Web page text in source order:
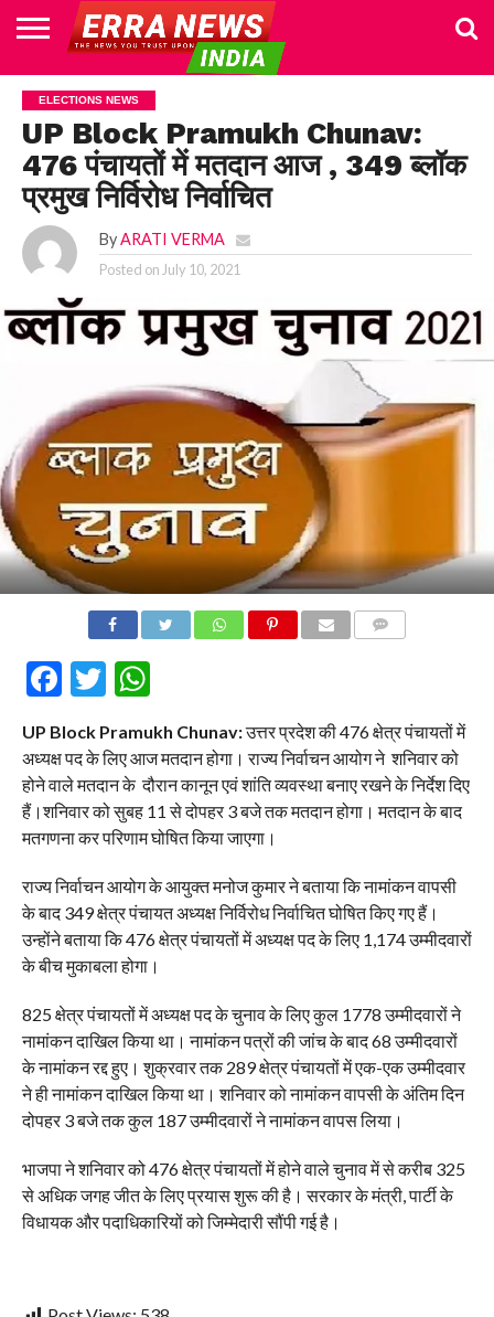
HOME
POLITICS
NEWS
BUSINESS
CULTURE
NATIONAL
SPORTS
LIFESTYLE
TRAVEL
OPINION
BREAKING
NEWS
ENTERTAINMENT
WORLD
CRIME
JOIN
US
ELECTIONS NEWS
UP Block Pramukh Chunav:
476 पंचायतों में मतदान आज , 349 ब्लॉक
प्रमुख निर्विरोध निर्वाचित
By ARATI VERMA
Posted on July 10, 2021
Facebook
Twitter
WhatsApp
UP Block Pramukh Chunav:उत्तर प्रदेश की 476 क्षेत्र पंचायतों में
अध्यक्ष पद के लिए आज मतदान होगा। राज्य निर्वाचन आयोग ने शनिवार को
होने वाले मतदान के दौरान कानून एवं शांति व्यवस्था बनाए रखने के निर्देश दिए
हैं।शनिवार को सुबह 11 से दोपहर 3 बजे तक मतदान होगा। मतदान के बाद
मतगणना कर परिणाम घोषित किया जाएगा।
राज्य निर्वाचन आयोग के आयुक्त मनोज कुमार ने बताया कि नामांकन वापसी
के बाद 349 क्षेत्र पंचायत अध्यक्ष निर्विरोध निर्वाचित घोषित किए गए हैं।
उन्होंने बताया कि 476 क्षेत्र पंचायतों में अध्यक्ष पद के लिए 1,174 उम्मीदवारों
के बीच मुकाबला होगा।
825 क्षेत्र पंचायतों में अध्यक्ष पद के चुनाव के लिए कुल 1778 उम्मीदवारों ने
नामांकन दाखिल किया था। नामांकन पत्रों की जांच के बाद 68 उम्मीदवारों
के नामांकन रद्द हुए। शुक्रवार तक 289 क्षेत्र पंचायतों में एक-एक उम्मीदवार
ने ही नामांकन दाखिल किया था। शनिवार को नामांकन वापसी के अंतिम दिन
दोपहर 3 बजे तक कुल 187 उम्मीदवारों ने नामांकन वापस लिया।
भाजपा ने शनिवार को 476 क्षेत्र पंचायतों में होने वाले चुनाव में से करीब 325
से अधिक जगह जीत के लिए प्रयास शुरू की है। सरकार के मंत्री, पार्टी के
विधायक और पदाधिकारियों को जिम्मेदारी सौंपी गई है।